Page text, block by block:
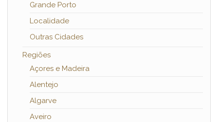
Grande Porto
Localidade
Outras Cidades
Regiões
Açores e Madeira
Alentejo
Algarve
Aveiro